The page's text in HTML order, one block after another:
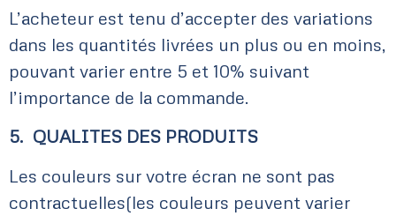
L’acheteur est tenu d’accepter des variations
dans les quantités livrées un plus ou en moins,
pouvant varier entre 5 et 10% suivant
l’importance de la commande.
5. QUALITES DES PRODUITS
Les couleurs sur votre écran ne sont pas
contractuelles(les couleurs peuvent varier